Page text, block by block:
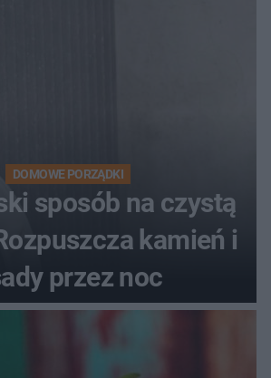
DOMOWE PORZĄDKI
sposób na czystą
kamień i
przez noc